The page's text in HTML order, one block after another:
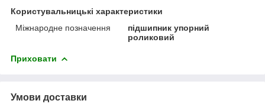
Користувальницькі характеристики
Міжнародне позначення
підшипник упорний
роликовий
Приховати
Умови доставки